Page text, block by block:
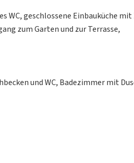
WC, geschlossene Einbauküche
zum Garten und zur Terrasse,
und WC, Badezimmer mit